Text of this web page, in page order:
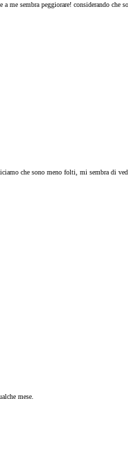
me sembra peggiorare! considerando che
che sono meno folti, mi sembra di
mese.